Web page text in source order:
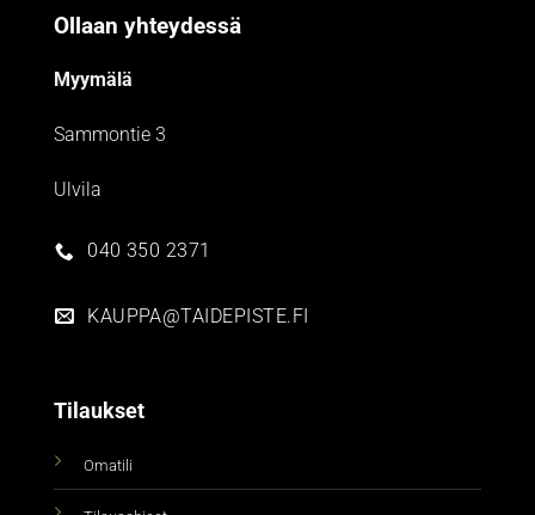
Ollaan yhteydessä
Myymälä
Sammontie 3
Ulvila
040 350 2371
KAUPPA@TAIDEPISTE.FI
Tilaukset
Omatili